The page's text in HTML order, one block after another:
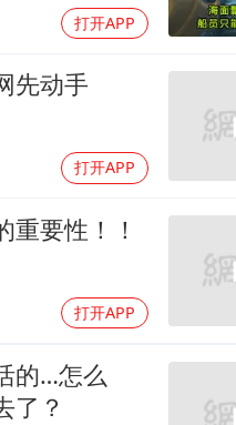
东方之约 相约未来
打开APP
先动手
打开APP
重要性！！
打开APP
的…怎么
了？